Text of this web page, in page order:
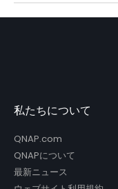
私たちについて
QNAP.com
QNAPについて
最新ニュース